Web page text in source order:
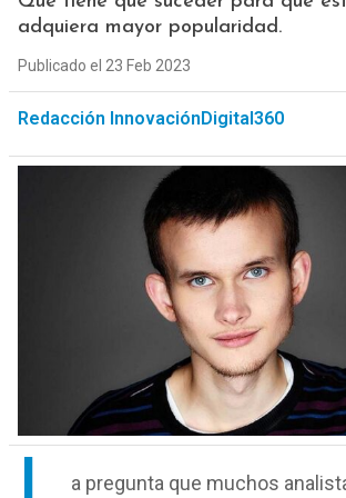
adquiera mayor popularidad.
Publicado el 23 Feb 2023
Redacción InnovaciónDigital360
a pregunta que muchos